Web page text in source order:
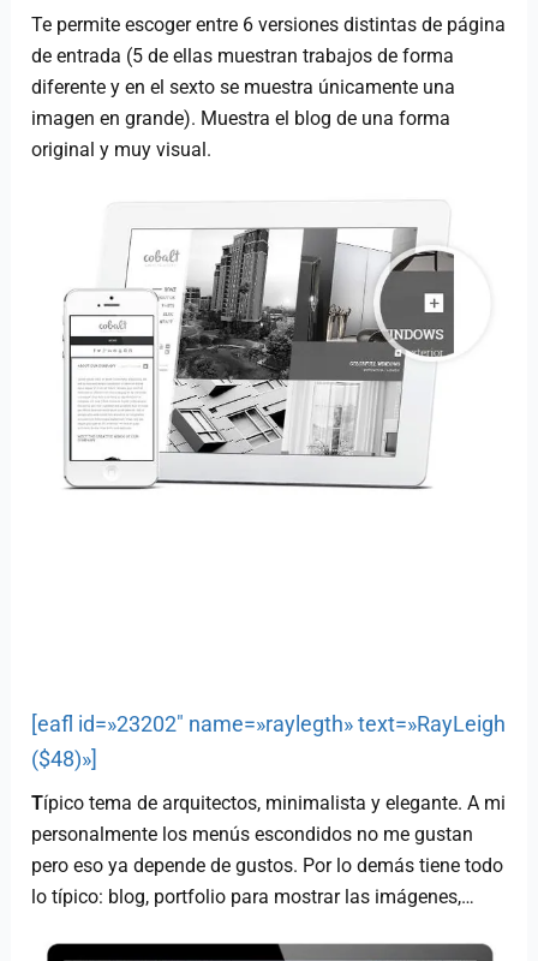
Te permite escoger entre 6 versiones distintas de página
de entrada (5 de ellas muestran trabajos de forma
diferente y en el sexto se muestra únicamente una
imagen en grande). Muestra el blog de una forma
original y muy visual.
[eafl id=»23202″ name=»raylegth» text=»RayLeigh
($48)»]
Típico tema de arquitectos, minimalista y elegante. A mi
personalmente los menús escondidos no me gustan
pero eso ya depende de gustos. Por lo demás tiene todo
lo típico: blog, portfolio para mostrar las imágenes,…